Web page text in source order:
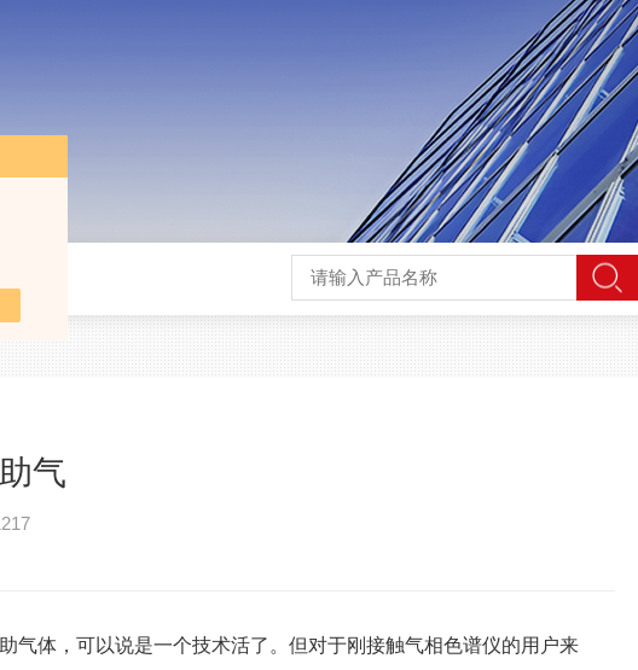
气
气体，可以说是一个技术活了。但对于刚接触气相色谱仪的用户来